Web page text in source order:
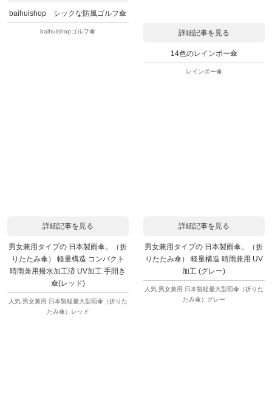
baihuishop シックな防風ゴルフ傘
baihuishopゴルフ傘 詳細記事を見る
14色のレインボー傘
レインボー傘
詳細記事を見る
男女兼用タイプの 日本製雨傘。（折
りたたみ傘） 軽量構造 コンパクト
晴雨兼用撥水加工済 UV加工 手開き
傘(レッド)
人気 男女兼用 日本製軽量大型雨傘（折りた
たみ傘）レッド
詳細記事を見る
男女兼用タイプの 日本製雨傘。（折
りたたみ傘） 軽量構造 晴雨兼用 UV
加工 (グレー)
人気 男女兼用 日本製軽量大型雨傘（折りた
たみ傘）グレー